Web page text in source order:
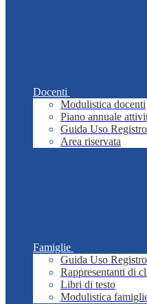
Docenti
Modulistica docenti
Piano annuale
Guida Uso
Area riservata
Famiglie
Guida Uso
Rappresentanti di
Libri di testo
Modulistica